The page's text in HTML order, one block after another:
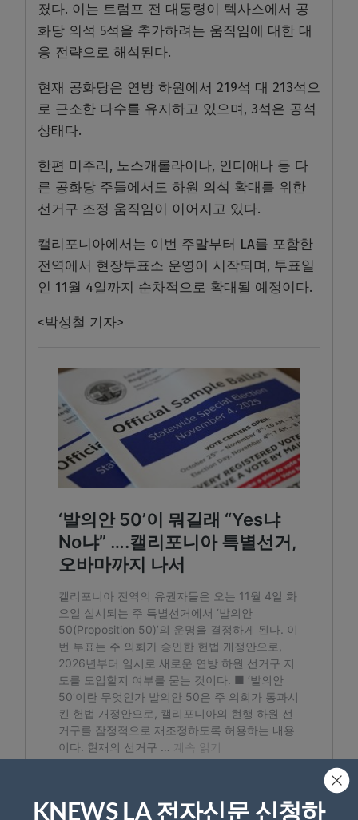
졌다. 이는 트럼프 전 대통령이 텍사스에서 공
화당 의석 5석을 추가하려는 움직임에 대한 대
응 전략으로 해석된다.
현재 공화당은 연방 하원에서 219석 대 213석으
로 근소한 다수를 유지하고 있으며, 3석은 공석
상태다.
한편 미주리, 노스캐롤라이나, 인디애나 등 다
른 공화당 주들에서도 하원 의석 확대를 위한
선거구 조정 움직임이 이어지고 있다.
캘리포니아에서는 이번 주말부터 LA를 포함한
전역에서 현장투표소 운영이 시작되며, 투표일
인 11월 4일까지 순차적으로 확대될 예정이다.
<박성철 기자>
KNEWS LA 전자신문 신청하